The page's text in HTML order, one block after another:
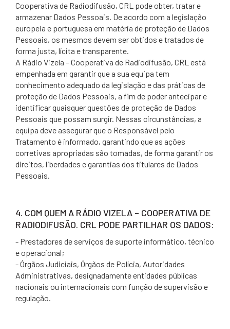
Cooperativa de Radiodifusão, CRL pode obter, tratar e
armazenar Dados Pessoais. De acordo com a legislação
europeia e portuguesa em matéria de proteção de Dados
Pessoais, os mesmos devem ser obtidos e tratados de
forma justa, lícita e transparente.
A Rádio Vizela – Cooperativa de Radiodifusão, CRL está
empenhada em garantir que a sua equipa tem
conhecimento adequado da legislação e das práticas de
proteção de Dados Pessoais, a fim de poder antecipar e
identificar quaisquer questões de proteção de Dados
Pessoais que possam surgir. Nessas circunstâncias, a
equipa deve assegurar que o Responsável pelo
Tratamento é informado, garantindo que as ações
corretivas apropriadas são tomadas, de forma garantir os
direitos, liberdades e garantias dos titulares de Dados
Pessoais.
4. COM QUEM A RÁDIO VIZELA – COOPERATIVA DE
RADIODIFUSÃO. CRL PODE PARTILHAR OS DADOS:
- Prestadores de serviços de suporte informático, técnico
e operacional;
- Órgãos Judiciais, Órgãos de Polícia, Autoridades
Administrativas, designadamente entidades públicas
nacionais ou internacionais com função de supervisão e
regulação.